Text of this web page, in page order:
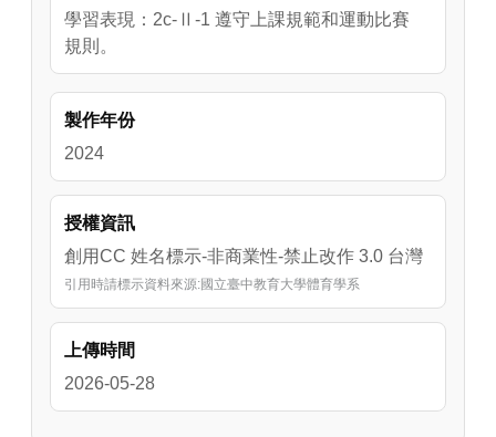
學習表現：2c-Ⅱ-1 遵守上課規範和運動比賽
規則。
製作年份
2024
授權資訊
創用CC 姓名標示-非商業性-禁止改作 3.0 台灣
引用時請標示資料來源:國立臺中教育大學體育學系
上傳時間
2026-05-28